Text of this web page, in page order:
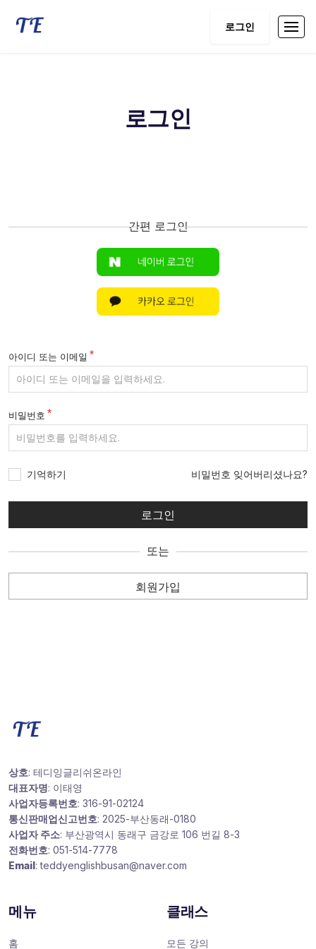
로그인
로그인
간편 로그인
아이디 또는 이메일
비밀번호
기억하기 비밀번호 잊어버리셨나요?
또는
회원가입
상호: 테디잉글리쉬온라인
대표자명: 이태영
사업자등록번호: 316-91-02124
통신판매업신고번호: 2025-부산동래-0180
사업자 주소: 부산광역시 동래구 금강로 106 번길 8-3
전화번호: 051-514-7778
Email: teddyenglishbusan@naver.com
메뉴
홈
클래스
모든 강의